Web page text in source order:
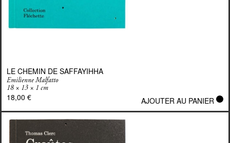
LE CHEMIN DE SAFFAYIHHA
Emilienne Malfatto
18 × 13 × 1 cm
18,00 € AJOUTER AU PANIER